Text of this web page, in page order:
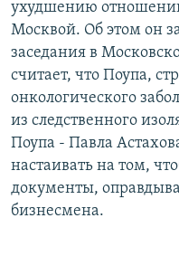
Все сайты РСЕ/РС
ухудшению
Москвой. Об этом он
заседания в
считает, что Поупа,
онкологического
из следственного
Поупа - Павла
настаивать на том,
документы,
бизнесмена.